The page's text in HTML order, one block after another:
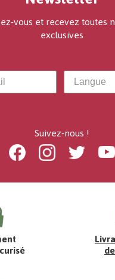
vous et recevez toutes
exclusives
Suivez-nous !
FacebookInstagramTwitter